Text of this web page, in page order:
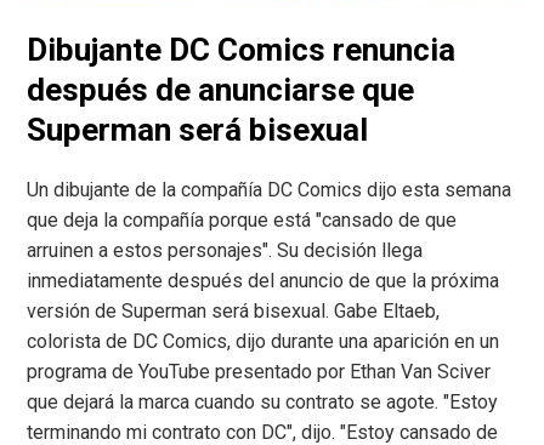
Dibujante DC Comics renuncia
después de anunciarse que
Superman será bisexual
Un dibujante de la compañía DC Comics dijo esta semana
que deja la compañía porque está "cansado de que
arruinen a estos personajes". Su decisión llega
inmediatamente después del anuncio de que la próxima
versión de Superman será bisexual. Gabe Eltaeb,
colorista de DC Comics, dijo durante una aparición en un
programa de YouTube presentado por Ethan Van Sciver
que dejará la marca cuando su contrato se agote. "Estoy
terminando mi contrato con DC", dijo. "Estoy cansado de